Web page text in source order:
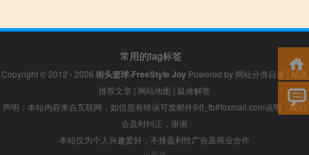
常用的tag标签
Copyright © 2012 - 2026 街头篮球-FreeStyle Joy Powered by 网站分类目录 | 精选
推荐文章 | 网站地图 | 疑难解答
声明：本站内容来自互联网，如信息有错误可发邮件到f_fb#foxmail.com说明，我们
会及时纠正，谢谢
本站仅为个人兴趣爱好，不接盈利性广告及商业合作